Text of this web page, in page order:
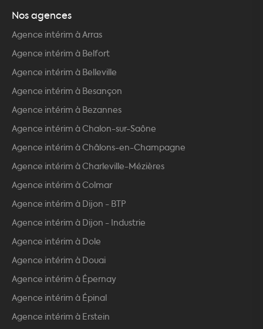
Nos agences
Agence intérim à Arras
Agence intérim à Belfort
Agence intérim à Belleville
Agence intérim à Besançon
Agence intérim à Bezannes
Agence intérim à Chalon-sur-Saône
Agence intérim à Châlons-en-Champagne
Agence intérim à Charleville-Mézières
Agence intérim à Colmar
Agence intérim à Dijon - BTP
Agence intérim à Dijon - Industrie
Agence intérim à Dole
Agence intérim à Douai
Agence intérim à Épernay
Agence intérim à Épinal
Agence intérim à Erstein